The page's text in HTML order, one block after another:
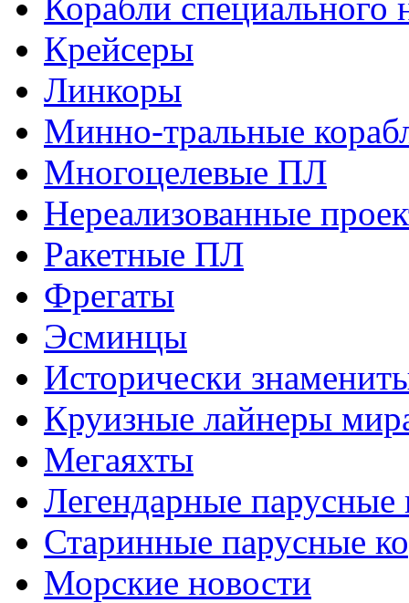
Крейсеры
Линкоры
Минно-тральные
Многоцелевые ПЛ
Нереализованные
Ракетные ПЛ
Фрегаты
Эсминцы
Исторически
Круизные лайнеры
Мегаяхты
Легендарные парусные
Старинные парусные
Морские новости